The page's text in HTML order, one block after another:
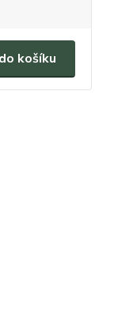
košíku